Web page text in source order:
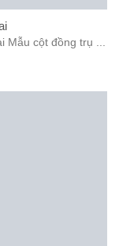
Mẫu cột đồng trụ ...